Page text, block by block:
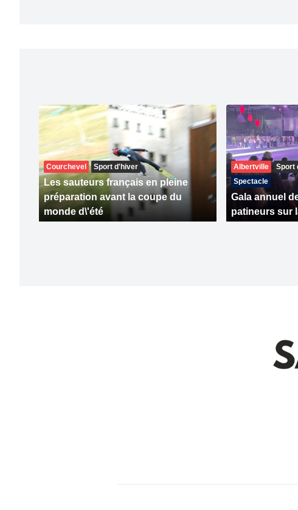
Courchevel Sport d'hiver
Les sauteurs français en pleine
préparation avant la coupe du
monde d\'été
Albertville Sport
Spectacle
Gala annuel
patineurs sur